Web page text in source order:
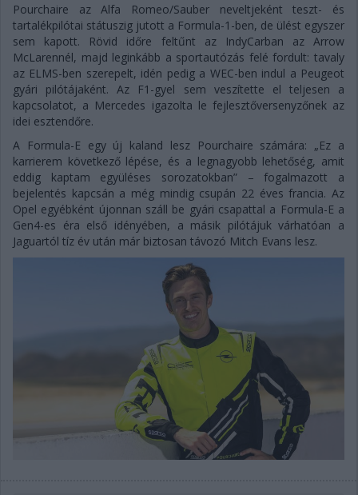
Pourchaire az Alfa Romeo/Sauber neveltjeként teszt- és
tartalékpilótai státuszig jutott a Formula-1-ben, de ülést egyszer
sem kapott. Rövid időre feltűnt az IndyCarban az Arrow
McLarennél, majd leginkább a sportautózás felé fordult: tavaly
az ELMS-ben szerepelt, idén pedig a WEC-ben indul a Peugeot
gyári pilótájaként. Az F1-gyel sem veszítette el teljesen a
kapcsolatot, a Mercedes igazolta le fejlesztőversenyzőnek az
idei esztendőre.
A Formula-E egy új kaland lesz Pourchaire számára: „Ez a
karrierem következő lépése, és a legnagyobb lehetőség, amit
eddig kaptam együléses sorozatokban” – fogalmazott a
bejelentés kapcsán a még mindig csupán 22 éves francia. Az
Opel egyébként újonnan száll be gyári csapattal a Formula-E a
Gen4-es éra első idényében, a másik pilótájuk várhatóan a
Jaguartól tíz év után már biztosan távozó Mitch Evans lesz.